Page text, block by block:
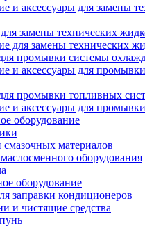
и аксессуары для замены
замены технических
для замены технических
промывки системы
и аксессуары для
промывки топливных
и аксессуары для
оборудование
смазочных материалов
оборудования
оборудование
заправки кондиционеров
и чистящие средства